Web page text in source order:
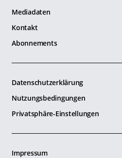
Mediadaten
Kontakt
Abonnements
Datenschutzerklärung
Nutzungsbedingungen
Privatsphäre-Einstellungen
Impressum